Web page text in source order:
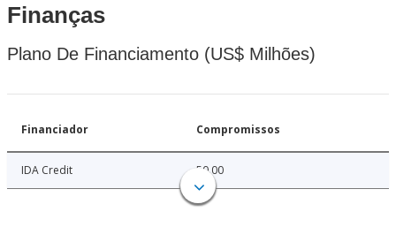
Finanças
Plano De Financiamento (US$ Milhões)
Financiador Compromissos
IDA Credit 50.00